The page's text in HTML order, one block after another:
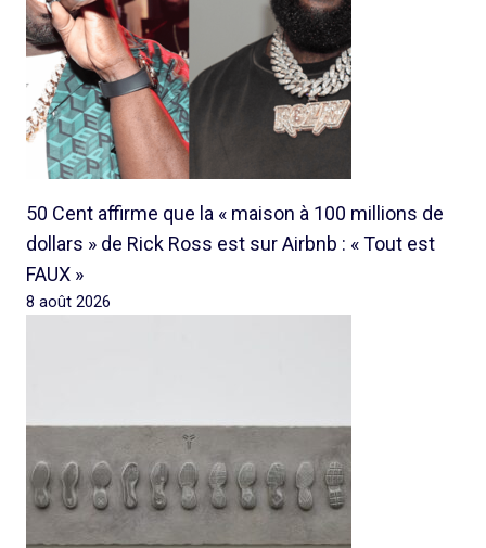
50 Cent affirme que la « maison à 100 millions de
dollars » de Rick Ross est sur Airbnb : « Tout est
FAUX »
8 août 2026